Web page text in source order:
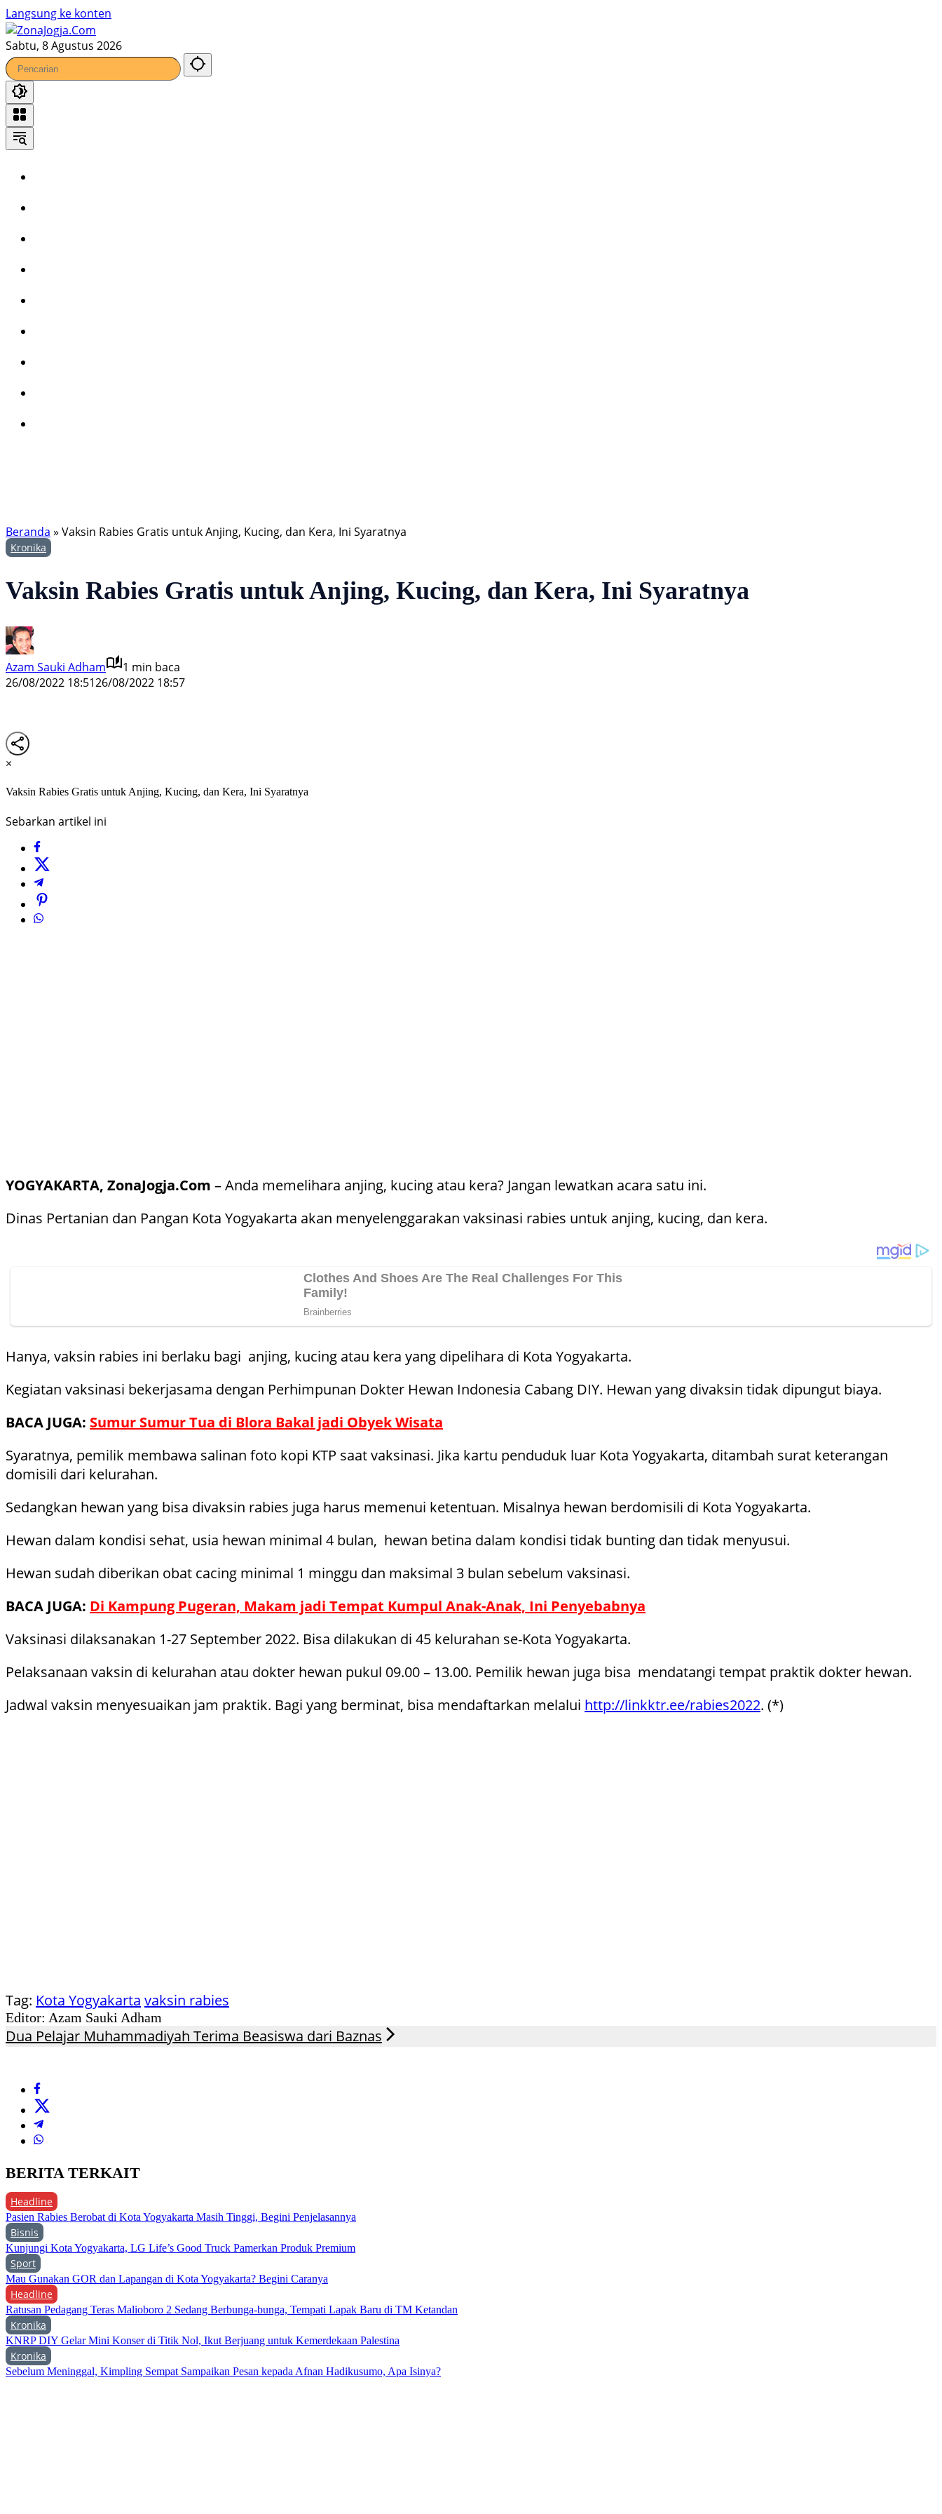
Langsung ke konten
Sabtu, 8 Agustus 2026
Beranda » Vaksin Rabies Gratis untuk Anjing, Kucing, dan Kera, Ini Syaratnya
Kronika
Vaksin Rabies Gratis untuk Anjing, Kucing, dan Kera, Ini Syaratnya
Azam Sauki Adham
1 min baca
26/08/2022 18:5126/08/2022 18:57
×
Vaksin Rabies Gratis untuk Anjing, Kucing, dan Kera, Ini Syaratnya
Sebarkan artikel ini
YOGYAKARTA, ZonaJogja.Com – Anda memelihara anjing, kucing atau kera? Jangan lewatkan acara satu ini.
Dinas Pertanian dan Pangan Kota Yogyakarta akan menyelenggarakan vaksinasi rabies untuk anjing, kucing, dan kera.
Hanya, vaksin rabies ini berlaku bagi anjing, kucing atau kera yang dipelihara di Kota Yogyakarta.
Kegiatan vaksinasi bekerjasama dengan Perhimpunan Dokter Hewan Indonesia Cabang DIY. Hewan yang divaksin tidak dipungut biaya.
BACA JUGA: Sumur Sumur Tua di Blora Bakal jadi Obyek Wisata
Syaratnya, pemilik membawa salinan foto kopi KTP saat vaksinasi. Jika kartu penduduk luar Kota Yogyakarta, ditambah surat keterangan
domisili dari kelurahan.
Sedangkan hewan yang bisa divaksin rabies juga harus memenui ketentuan. Misalnya hewan berdomisili di Kota Yogyakarta.
Hewan dalam kondisi sehat, usia hewan minimal 4 bulan, hewan betina dalam kondisi tidak bunting dan tidak menyusui.
Hewan sudah diberikan obat cacing minimal 1 minggu dan maksimal 3 bulan sebelum vaksinasi.
BACA JUGA: Di Kampung Pugeran, Makam jadi Tempat Kumpul Anak-Anak, Ini Penyebabnya
Vaksinasi dilaksanakan 1-27 September 2022. Bisa dilakukan di 45 kelurahan se-Kota Yogyakarta.
Pelaksanaan vaksin di kelurahan atau dokter hewan pukul 09.00 – 13.00. Pemilik hewan juga bisa mendatangi tempat praktik dokter hewan.
Jadwal vaksin menyesuaikan jam praktik. Bagi yang berminat, bisa mendaftarkan melalui http://linkktr.ee/rabies2022. (*)
Tag: Kota Yogyakarta vaksin rabies
Editor: Azam Sauki Adham
Dua Pelajar Muhammadiyah Terima Beasiswa dari Baznas
BERITA TERKAIT
Headline
Pasien Rabies Berobat di Kota Yogyakarta Masih Tinggi, Begini Penjelasannya
Bisnis
Kunjungi Kota Yogyakarta, LG Life’s Good Truck Pamerkan Produk Premium
Sport
Mau Gunakan GOR dan Lapangan di Kota Yogyakarta? Begini Caranya
Headline
Ratusan Pedagang Teras Malioboro 2 Sedang Berbunga-bunga, Tempati Lapak Baru di TM Ketandan
Kronika
KNRP DIY Gelar Mini Konser di Titik Nol, Ikut Berjuang untuk Kemerdekaan Palestina
Kronika
Sebelum Meninggal, Kimpling Sempat Sampaikan Pesan kepada Afnan Hadikusumo, Apa Isinya?